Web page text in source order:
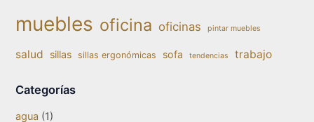
muebles oficina oficinas pintar muebles
salud sillas sillas ergonómicas sofa tendencias trabajo
Categorías
agua (1)